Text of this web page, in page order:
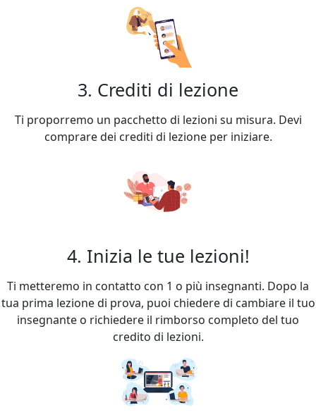
3. Crediti di lezione
Ti proporremo un pacchetto di lezioni su misura. Devi
comprare dei crediti di lezione per iniziare.
4. Inizia le tue lezioni!
Ti metteremo in contatto con 1 o più insegnanti. Dopo la
tua prima lezione di prova, puoi chiedere di cambiare il tuo
insegnante o richiedere il rimborso completo del tuo
credito di lezioni.